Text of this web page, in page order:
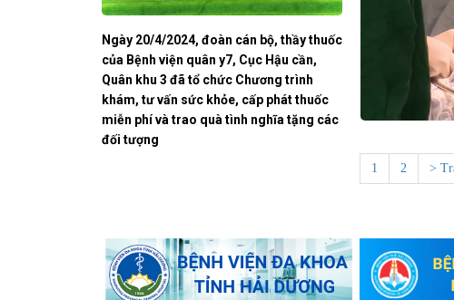
Ngày 20/4/2024, đoàn cán bộ, thầy thuốc
của Bệnh viện quân y7, Cục Hậu cần,
Quân khu 3 đã tổ chức Chương trình
khám, tư vấn sức khỏe, cấp phát thuốc
miễn phí và trao quà tình nghĩa tặng các
đối tượng
1 2 >